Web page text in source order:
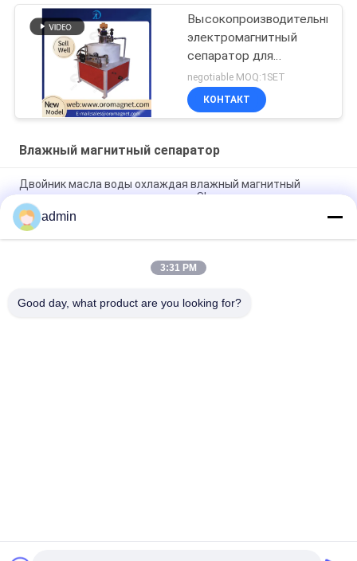
Высокопроизводительный
электромагнитный
сепаратор для
керамики/добычи
полезных ископаемых/
химии 7K300
negotiable MOQ:1SET
КОНТАКТ
Влажный магнитный сепаратор
Двойник масла воды охлаждая влажный магнитный
разделитель для керамического Slurry каолина
Разделителя утюга Slurry разума EP энергопотребление
керамического магнитного низкое
Керамическая влажная магнитная машина разделителя
Сепаратор
admin
3:31 PM
Good day, what product are you looking for?